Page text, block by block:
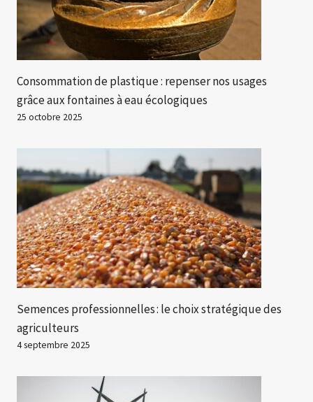
Consommation de plastique : repenser nos usages
grâce aux fontaines à eau écologiques
25 octobre 2025
Semences professionnelles : le choix stratégique des
agriculteurs
4 septembre 2025